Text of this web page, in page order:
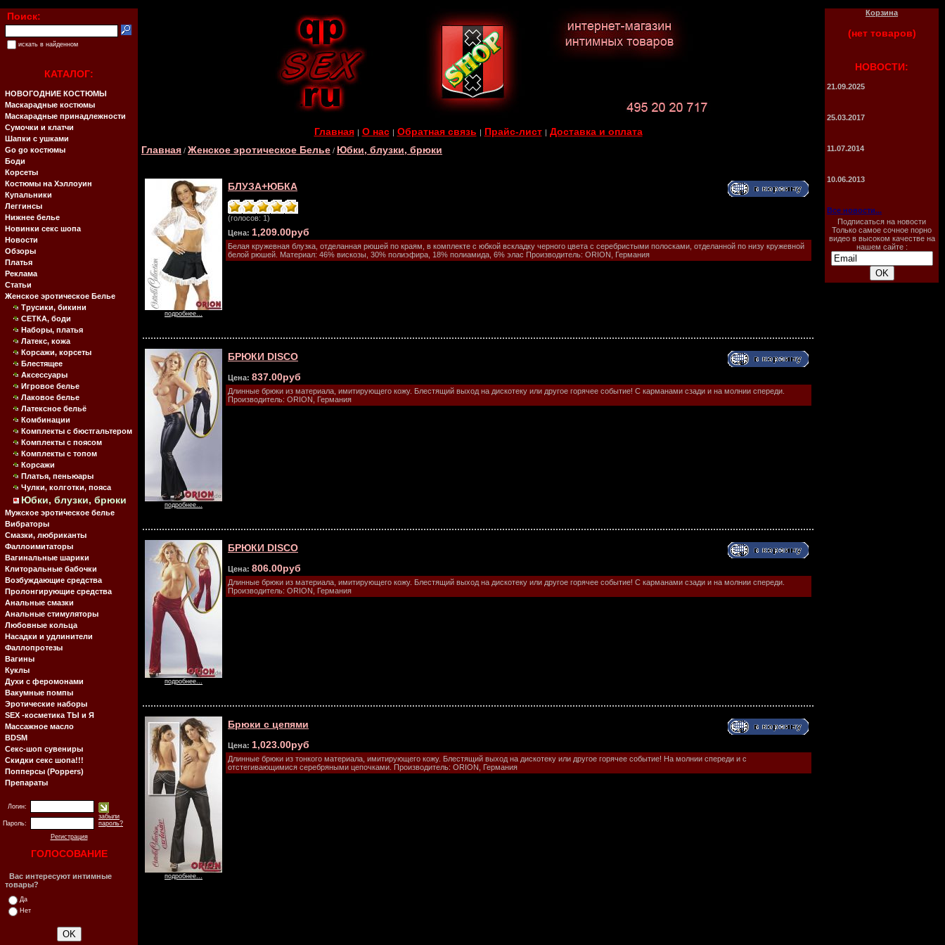
Поиск:
искать в найденном
КАТАЛОГ:
НОВОГОДНИЕ КОСТЮМЫ
Маскарадные костюмы
Маскарадные принадлежности
Сумочки и клатчи
Шапки с ушками
Go go костюмы
Боди
Корсеты
Костюмы на Хэллоуин
Купальники
Леггинсы
Нижнее белье
Новинки секс шопа
Новости
Обзоры
Платья
Реклама
Статьи
Женское эротическое Белье
Трусики, бикини
СЕТКА, боди
Наборы, платья
Латекс, кожа
Корсажи, корсеты
Блестящее
Аксессуары
Игровое белье
Лаковое белье
Латексное бельё
Комбинации
Комплекты с бюстгальтером
Комплекты с поясом
Комплекты с топом
Корсажи
Платья, пеньюары
Чулки, колготки, пояса
Юбки, блузки, брюки
Мужское эротическое белье
Вибраторы
Смазки, любриканты
Фаллоимитаторы
Вагинальные шарики
Клиторальные бабочки
Возбуждающие средства
Пролонгирующие средства
Анальные смазки
Анальные стимуляторы
Любовные кольца
Насадки и удлинители
Фаллопротезы
Вагины
Куклы
Духи с феромонами
Вакумные помпы
Эротические наборы
SEX -косметика ТЫ и Я
Массажное масло
BDSM
Секс-шоп сувениры
Скидки секс шопа!!!
Попперсы (Poppers)
Препараты
Логин:
Пароль:
забыли
пароль?
Регистрация
ГОЛОСОВАНИЕ
Вас интересуют интимные
товары?
Да
Нет
Главная | О нас | Обратная связь | Прайс-лист | Доставка и оплата
Главная / Женское эротическое Белье / Юбки, блузки, брюки
подробнее...
БЛУЗА+ЮБКА
(голосов: 1)
Цена: 1,209.00руб
Белая кружевная блузка, отделанная рюшей по краям, в комплекте с юбкой вскладку черного цвета с серебристыми полосками, отделанной по низу кружевной
белой рюшей. Материал: 46% вискозы, 30% полиэфира, 18% полиамида, 6% элас Производитель: ORION, Германия
подробнее...
БРЮКИ DISCO
Цена: 837.00руб
Длинные брюки из материала, имитирующего кожу. Блестящий выход на дискотеку или другое горячее событие! С карманами сзади и на молнии спереди.
Производитель: ORION, Германия
подробнее...
БРЮКИ DISCO
Цена: 806.00руб
Длинные брюки из материала, имитирующего кожу. Блестящий выход на дискотеку или другое горячее событие! С карманами сзади и на молнии спереди.
Производитель: ORION, Германия
подробнее...
Брюки с цепями
Цена: 1,023.00руб
Длинные брюки из тонкого материала, имитирующего кожу. Блестящий выход на дискотеку или другое горячее событие! На молнии спереди и с
отстегивающимися серебряными цепочками. Производитель: ORION, Германия
Корзина
(нет товаров)
НОВОСТИ:
21.09.2025
25.03.2017
11.07.2014
10.06.2013
Все новости...
Подписаться на новости
Только самое сочное порно
видео в высоком качестве на
нашем сайте :